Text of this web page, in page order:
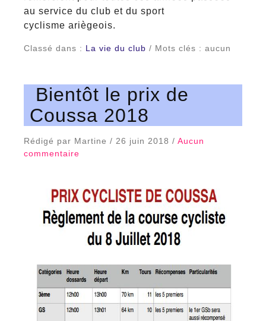
au service du club et du sport
cyclisme ariègeois.
Classé dans : La vie du club / Mots clés : aucun
Bientôt le prix de
Coussa 2018
Rédigé par Martine / 26 juin 2018 / Aucun
commentaire